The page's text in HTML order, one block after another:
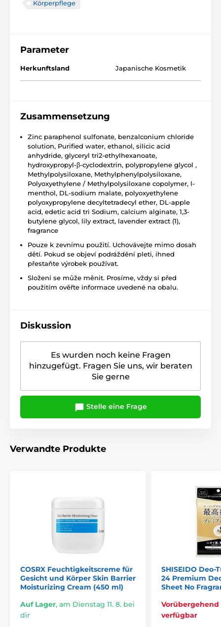
Körperpflege
Parameter
Herkunftsland Japanische Kosmetik
Zusammensetzung
Zinc paraphenol sulfonate, benzalconium chloride
solution, Purified water, ethanol, silicic acid
anhydride, glyceryl tri2-ethylhexanoate,
hydroxypropyl-β-cyclodextrin, polypropylene glycol ,
Methylpolysiloxane, Methylphenylpolysiloxane,
Polyoxyethylene / Methylpolysiloxane copolymer, l-
menthol, DL-sodium malate, polyoxyethylene
polyoxypropylene decyltetradecyl ether, DL-apple
acid, edetic acid tri Sodium, calcium alginate, 1,3-
butylene glycol, lily extract, lavender extract (1),
fragrance
Pouze k zevnímu použití. Uchovávejte mimo dosah
dětí. Pokud se objeví podráždění pleti, ihned
přestaňte výrobek používat.
Složení se může měnit. Prosíme, vždy si před
použitím ověřte informace uvedené na obalu.
Diskussion
Es wurden noch keine Fragen
hinzugefügt. Fragen Sie uns, wir beraten
Sie gerne
Stelle eine Frage
Verwandte Produkte
COSRX Feuchtigkeitscreme für
Gesicht und Körper Skin Barrier
Moisturizing Cream (450 ml)
Auf Lager, am Dienstag 11. 8. bei
dir
SHISEIDO Deo-
24 Premium
Sheet No
verfügbar